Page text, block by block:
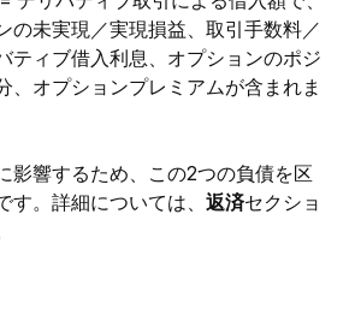
の未実現／実現損益、取引手数料／
ティブ借入利息、オプションのポジ
、オプションプレミアムが含まれま
影響するため、この2つの負債を区
す。詳細については、 返済セクショ